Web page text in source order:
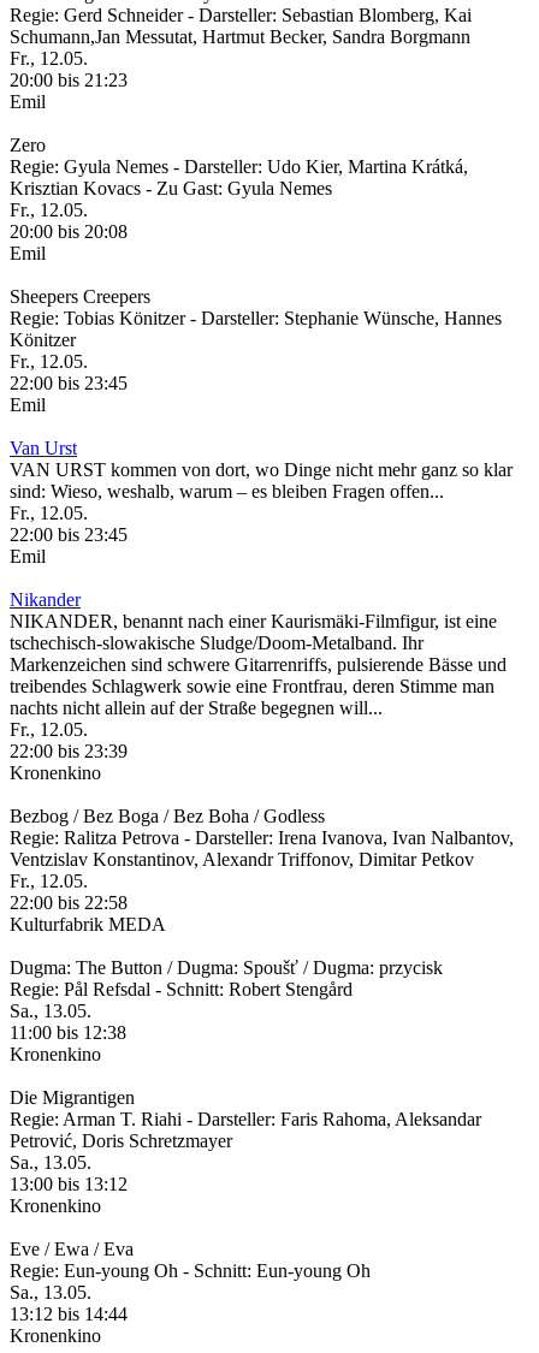
Regie: Gerd Schneider - Darsteller: Sebastian Blomberg, Kai
Schumann,Jan Messutat, Hartmut Becker, Sandra Borgmann
Fr., 12.05.
20:00 bis 21:23
Emil
Zero
Regie: Gyula Nemes - Darsteller: Udo Kier, Martina Krátká,
Krisztian Kovacs - Zu Gast: Gyula Nemes
Fr., 12.05.
20:00 bis 20:08
Emil
Sheepers Creepers
Regie: Tobias Könitzer - Darsteller: Stephanie Wünsche, Hannes
Könitzer
Fr., 12.05.
22:00 bis 23:45
Emil
Van Urst
VAN URST kommen von dort, wo Dinge nicht mehr ganz so klar
sind: Wieso, weshalb, warum – es bleiben Fragen offen...
Fr., 12.05.
22:00 bis 23:45
Emil
Nikander
NIKANDER, benannt nach einer Kaurismäki-Filmfigur, ist eine
tschechisch-slowakische Sludge/Doom-Metalband. Ihr
Markenzeichen sind schwere Gitarrenriffs, pulsierende Bässe und
treibendes Schlagwerk sowie eine Frontfrau, deren Stimme man
nachts nicht allein auf der Straße begegnen will...
Fr., 12.05.
22:00 bis 23:39
Kronenkino
Bezbog / Bez Boga / Bez Boha / Godless
Regie: Ralitza Petrova - Darsteller: Irena Ivanova, Ivan Nalbantov,
Ventzislav Konstantinov, Alexandr Triffonov, Dimitar Petkov
Fr., 12.05.
22:00 bis 22:58
Kulturfabrik MEDA
Dugma: The Button / Dugma: Spoušť / Dugma: przycisk
Regie: Pål Refsdal - Schnitt: Robert Stengård
Sa., 13.05.
11:00 bis 12:38
Kronenkino
Die Migrantigen
Regie: Arman T. Riahi - Darsteller: Faris Rahoma, Aleksandar
Petrović, Doris Schretzmayer
Sa., 13.05.
13:00 bis 13:12
Kronenkino
Eve / Ewa / Eva
Regie: Eun-young Oh - Schnitt: Eun-young Oh
Sa., 13.05.
13:12 bis 14:44
Kronenkino